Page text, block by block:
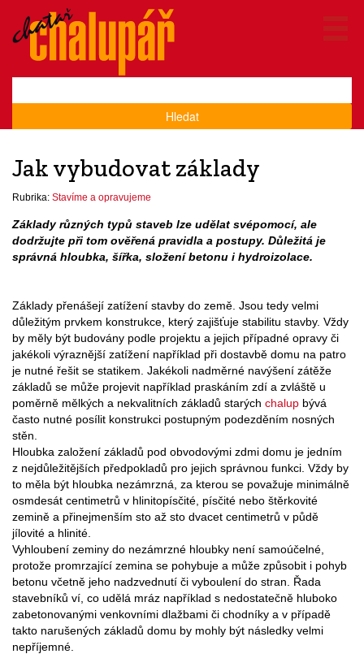
Hledat
Jak vybudovat základy
Rubrika: Stavíme a opravujeme
Základy různých typů staveb lze udělat svépomocí, ale
dodržujte při tom ověřená pravidla a postupy. Důležitá je
správná hloubka, šířka, složení betonu i hydroizolace.
Základy přenášejí zatížení stavby do země. Jsou tedy velmi
důležitým prvkem konstrukce, který zajišťuje stabilitu stavby. Vždy
by měly být budovány podle projektu a jejich případné opravy či
jakékoli výraznější zatížení například při dostavbě domu na patro
je nutné řešit se statikem. Jakékoli nadměrné navýšení zátěže
základů se může projevit například praskáním zdí a zvláště u
poměrně mělkých a nekvalitních základů starých chalup bývá
často nutné posílit konstrukci postupným podezděním nosných
stěn.
Hloubka založení základů pod obvodovými zdmi domu je jedním
z nejdůležitějších předpokladů pro jejich správnou funkci. Vždy by
to měla být hloubka nezámrzná, za kterou se považuje minimálně
osmdesát centimetrů v hlinitopísčité, písčité nebo štěrkovité
zemině a přinejmenším sto až sto dvacet centimetrů v půdě
jílovité a hlinité.
Vyhloubení zeminy do nezámrzné hloubky není samoúčelné,
protože promrzající zemina se pohybuje a může způsobit i pohyb
betonu včetně jeho nadzvednutí či vyboulení do stran. Řada
stavebníků ví, co udělá mráz například s nedostatečně hluboko
zabetonovanými venkovními dlažbami či chodníky a v případě
takto narušených základů domu by mohly být následky velmi
nepříjemné.